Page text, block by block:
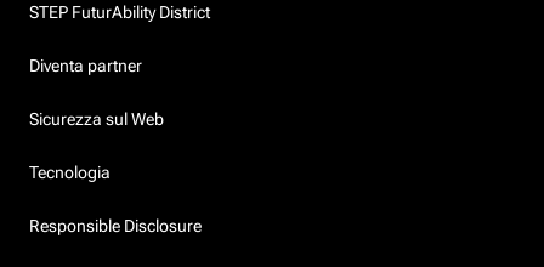
STEP FuturAbility District
Diventa partner
Sicurezza sul Web
Tecnologia
Responsible Disclosure